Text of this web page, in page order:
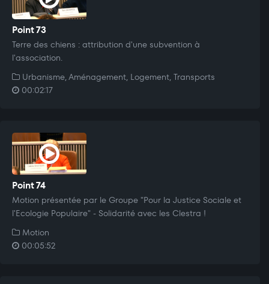
Point 73
Terre des chiens : attribution d'une subvention à
l'association.
Urbanisme, Aménagement, Logement, Transports
00:02:17
Point 74
Motion présentée par le Groupe "Pour la Justice Sociale et
l'Ecologie Populaire" - Solidarité avec les Clestra !
Motion
00:05:52